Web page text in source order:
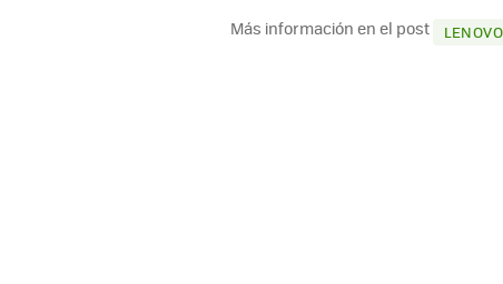
Más información en el post